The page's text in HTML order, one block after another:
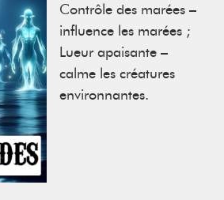
Contrôle des marées –
influence les marées ;
Lueur apaisante –
calme les créatures
environnantes.